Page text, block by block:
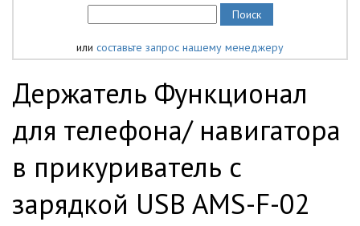
или составьте запрос нашему менеджеру
Держатель Функционал
для телефона/ навигатора
в прикуриватель с
зарядкой USB AMS-F-02